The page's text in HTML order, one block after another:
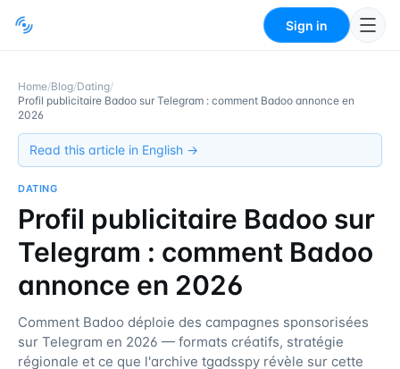
Sign in
Home/Blog/Dating/
Profil publicitaire Badoo sur Telegram : comment Badoo annonce en
2026
Read this article in English →
DATING
Profil publicitaire Badoo sur
Telegram : comment Badoo
annonce en 2026
Comment Badoo déploie des campagnes sponsorisées
sur Telegram en 2026 — formats créatifs, stratégie
régionale et ce que l'archive tgadsspy révèle sur cette